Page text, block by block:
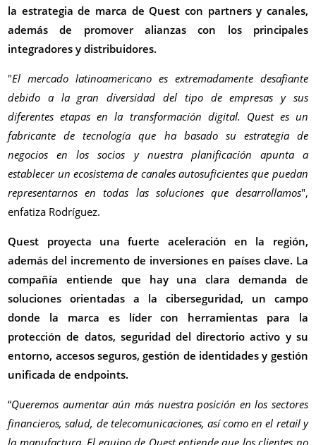
la estrategia de marca de Quest con partners y canales,
además de promover alianzas con los principales
integradores y distribuidores.
"El mercado latinoamericano es extremadamente desafiante
debido a la gran diversidad del tipo de empresas y sus
diferentes etapas en la transformación digital. Quest es un
fabricante de tecnología que ha basado su estrategia de
negocios en los socios y nuestra planificación apunta a
establecer un ecosistema de canales autosuficientes que puedan
representarnos en todas las soluciones que desarrollamos",
enfatiza Rodríguez.
Quest proyecta una fuerte aceleración en la región,
además del incremento de inversiones en países clave. La
compañía entiende que hay una clara demanda de
soluciones orientadas a la ciberseguridad, un campo
donde la marca es líder con herramientas para la
protección de datos, seguridad del directorio activo y su
entorno, accesos seguros, gestión de identidades y gestión
unificada de endpoints.
“Queremos aumentar aún más nuestra posición en los sectores
financieros, salud, de telecomunicaciones, así como en el retail y